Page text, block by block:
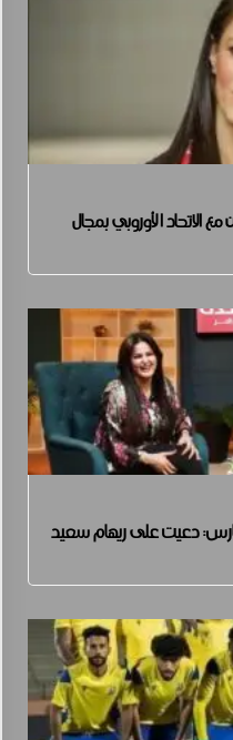
الاتحاد الأوروبي بمجال
دعيت على ريهام سعيد